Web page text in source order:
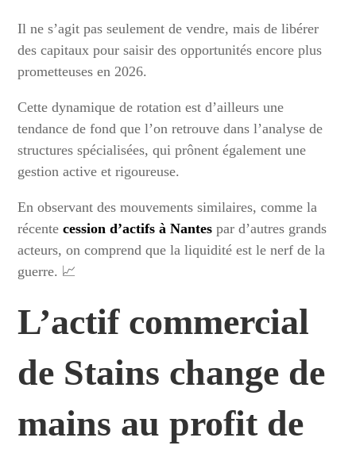
Il ne s’agit pas seulement de vendre, mais de libérer
des capitaux pour saisir des opportunités encore plus
prometteuses en 2026.
Cette dynamique de rotation est d’ailleurs une
tendance de fond que l’on retrouve dans l’analyse de
structures spécialisées, qui prônent également une
gestion active et rigoureuse.
En observant des mouvements similaires, comme la
récentecession d’actifs à Nantes par d’autres grands
acteurs, on comprend que la liquidité est le nerf de la
guerre. 📈
L’actif commercial
de Stains change de
mains au profit de